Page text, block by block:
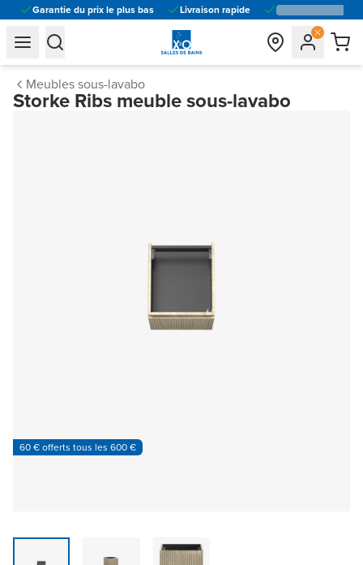
Garantie du prix le plus bas Livraison rapide
general.navigation.toggle_menu.label
general.navigation.toggle_menu.label
Meubles sous-lavabo
Storke Ribs meuble sous-lavabo
60 € offerts tous les 600 €